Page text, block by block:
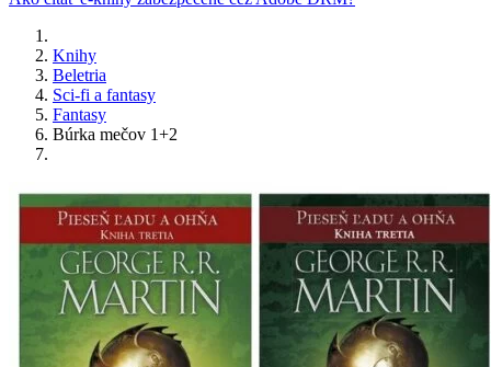
Knihy
Beletria
Sci-fi a fantasy
Fantasy
Búrka mečov 1+2